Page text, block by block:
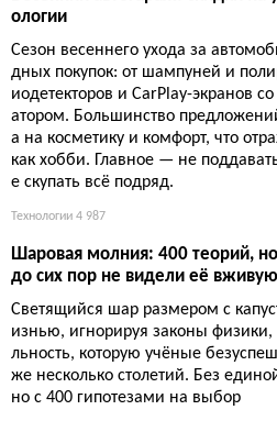
ологии
Сезон весеннего ухода за
дных покупок: от шампуней и
иодетекторов и CarPlay-экранов
атором. Большинство
а на косметику и комфорт, что
как хобби. Главное — не
е скупать всё подряд.
Технологии 4 987
Шаровая молния: 400 теорий,
до сих пор не видели её вживую
Светящийся шар размером с
изнью, игнорируя законы физики,
льность, которую учёные
же несколько столетий. Без
но с 400 гипотезами на выбор